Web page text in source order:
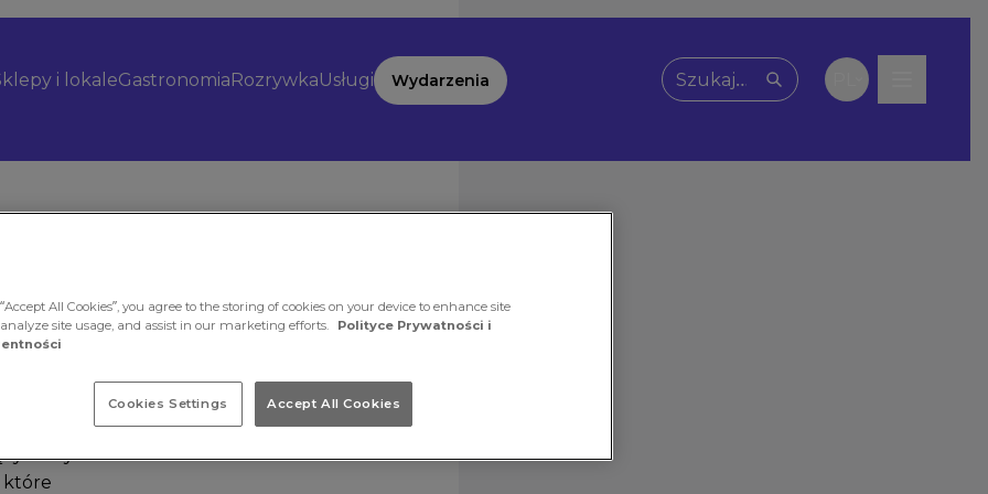
i lokaleGastronomiaRozrywkaUsługi Wydarzenia
Wpisz, czego szukasz
którym
styl
które
All Cookies”, you agree to the storing of cookies on your device to enhance site
site usage, and assist in our marketing efforts.
Polityce Prywatności i
Cookies Settings Accept All Cookies